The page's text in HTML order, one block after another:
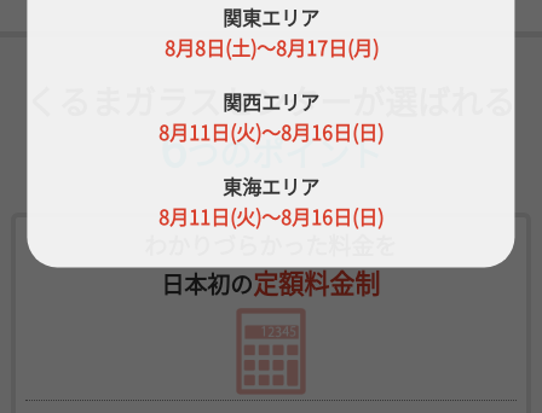
くるまガラスセンターが選ばれる
6つのポイント
日本初の定額料金制
関東エリア
8月8日(土)～8月17日(月)
関西エリア
8月11日(火)～8月16日(日)
東海エリア
8月11日(火)～8月16日(日)